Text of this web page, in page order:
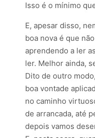
Isso é o mínimo
E, apesar disso,
boa nova é que
aprendendo a ler
ler. Melhor ainda,
Dito de outro
boa vontade
no caminho
de arrancada, até
depois vamos